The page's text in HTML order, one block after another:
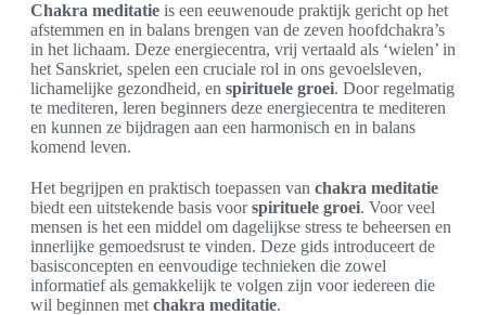
Chakra meditatie is een eeuwenoude praktijk gericht op het
afstemmen en in balans brengen van de zeven hoofdchakra’s
in het lichaam. Deze energiecentra, vrij vertaald als ‘wielen’ in
het Sanskriet, spelen een cruciale rol in ons gevoelsleven,
lichamelijke gezondheid, en spirituele groei. Door regelmatig
te mediteren, leren beginners deze energiecentra te mediteren
en kunnen ze bijdragen aan een harmonisch en in balans
komend leven.
Het begrijpen en praktisch toepassen van chakra meditatie
biedt een uitstekende basis voorspirituele groei. Voor veel
mensen is het een middel om dagelijkse stress te beheersen en
innerlijke gemoedsrust te vinden. Deze gids introduceert de
basisconcepten en eenvoudige technieken die zowel
informatief als gemakkelijk te volgen zijn voor iedereen die
wil beginnen met chakra meditatie.